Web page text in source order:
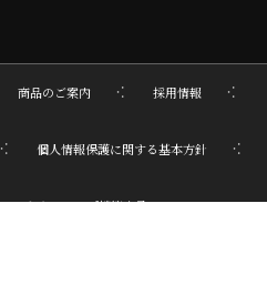
商品のご案内 採用情報
個人情報保護に関する基本方針
パートナーシップ構築宣言